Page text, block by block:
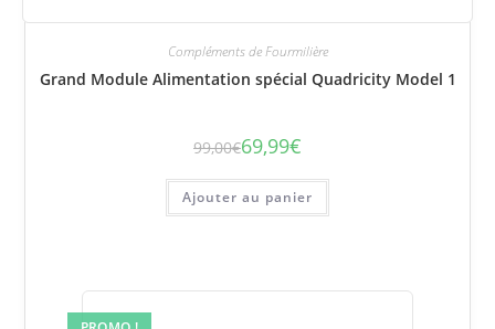
Compléments de Fourmilière
Grand Module Alimentation spécial Quadricity Model 1
99,00€ Le
initial
était :
99,00€.
69,99€
Le
actuel
est :
69,99€.
Ajouter au panier